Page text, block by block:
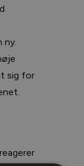
ny.
sig for